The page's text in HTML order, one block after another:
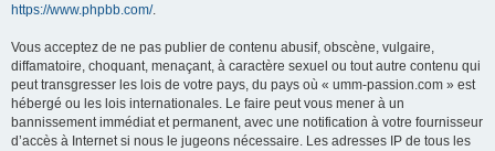
https://www.phpbb.com/.
Vous acceptez de ne pas publier de contenu abusif, obscène, vulgaire,
diffamatoire, choquant, menaçant, à caractère sexuel ou tout autre contenu qui
peut transgresser les lois de votre pays, du pays où « umm-passion.com » est
hébergé ou les lois internationales. Le faire peut vous mener à un
bannissement immédiat et permanent, avec une notification à votre fournisseur
d’accès à Internet si nous le jugeons nécessaire. Les adresses IP de tous les